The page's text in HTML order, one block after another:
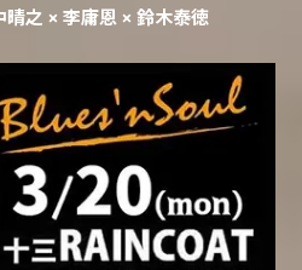
晴之 × 李庸恩 × 鈴木泰徳